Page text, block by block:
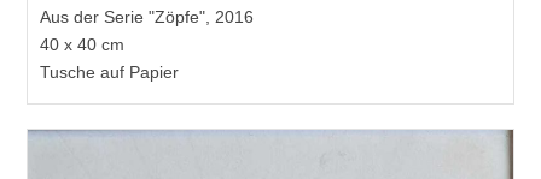
Aus der Serie "Zöpfe", 2016
40 x 40 cm
Tusche auf Papier